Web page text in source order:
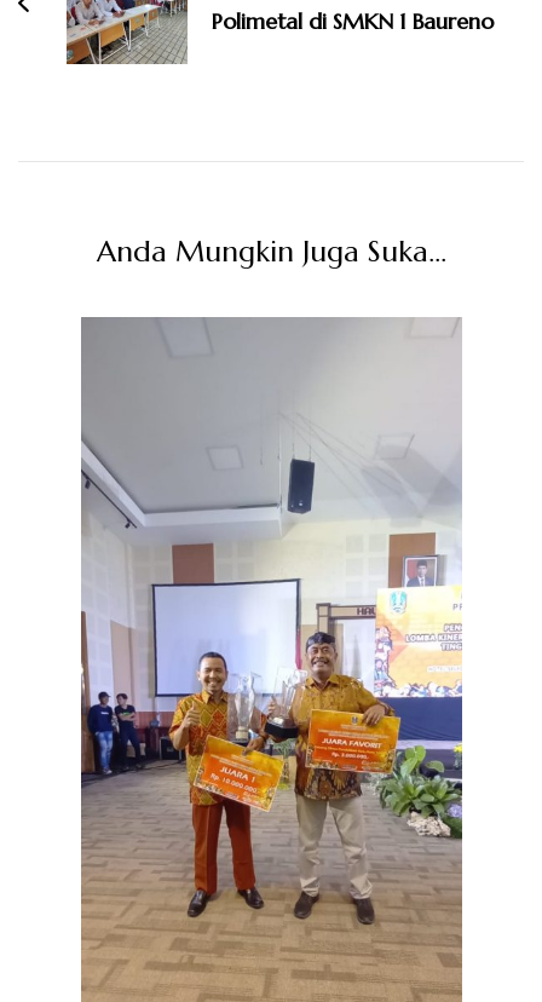
Polimetal di SMKN 1 Baureno
Anda Mungkin Juga Suka...